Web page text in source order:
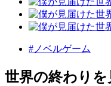
#ノベルゲーム
世界の終わりを